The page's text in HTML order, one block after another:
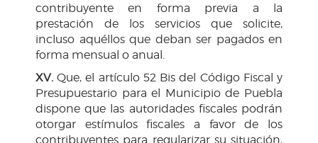
contribuyente en forma previa a la
prestación de los servicios que solicite,
incluso aquéllos que deban ser pagados en
forma mensual o anual.
XV. Que, el artículo 52 Bis del Código Fiscal y
Presupuestario para el Municipio de Puebla
dispone que las autoridades fiscales podrán
otorgar estímulos fiscales a favor de los
contribuyentes para regularizar su situación,